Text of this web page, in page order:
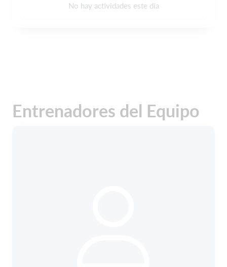
No hay actividades este día
Entrenadores del Equipo